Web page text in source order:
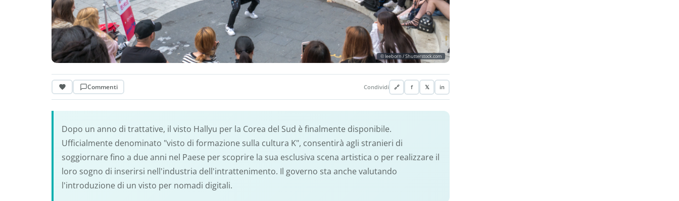
© leeborn / Shutterstock.com
Commenti Condividi 🔗 f 𝕏 in
Dopo un anno di trattative, il visto Hallyu per la Corea del Sud è finalmente disponibile.
Ufficialmente denominato "visto di formazione sulla cultura K", consentirà agli stranieri di
soggiornare fino a due anni nel Paese per scoprire la sua esclusiva scena artistica o per realizzare il
loro sogno di inserirsi nell'industria dell'intrattenimento. Il governo sta anche valutando
l'introduzione di un visto per nomadi digitali.